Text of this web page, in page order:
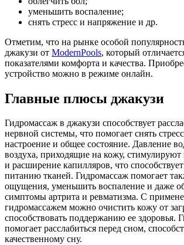
уменьшить воспаление;
снять стресс и напряжение и др.
Отметим, что на рынке особой
джакузи от ModernPools, который
показателями комфорта и качества.
устройство можно в режиме онлайн.
Главные плюсы джакузи
Гидромассаж в джакузи способствует
нервной системы, что помогает снять
настроение и общее состояние. Давление
воздуха, приходящие на кожу,
и расширение капилляров, что
питанию тканей. Гидромассаж помогает
ощущения, уменьшить воспаление и даже
симптомы артрита и ревматизма. С
гидромассажем можно очистить кожу от
способствовать поддержанию ее здоровья.
помогает расслабиться перед сном,
качественному сну.